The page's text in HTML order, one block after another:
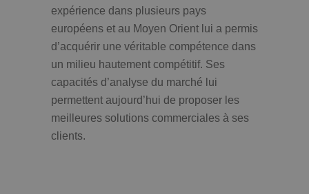
expérience dans plusieurs pays
européens et au Moyen Orient lui a permis
d’acquérir une véritable compétence dans
un milieu hautement compétitif. Ses
capacités d’analyse du marché lui
permettent aujourd’hui de proposer les
meilleures solutions commerciales à ses
clients.